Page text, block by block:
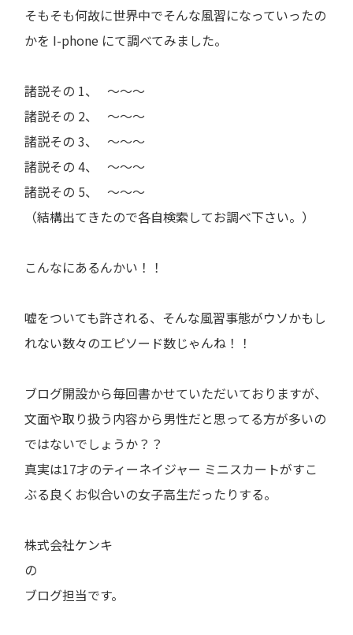
そもそも何故に世界中でそんな風習になっていったの
かを I-phone にて調べてみました。
諸説その 1、 ～～～
諸説その 2、 ～～～
諸説その 3、 ～～～
諸説その 4、 ～～～
諸説その 5、 ～～～
（結構出てきたので各自検索してお調べ下さい。）
こんなにあるんかい！！
嘘をついても許される、そんな風習事態がウソかもし
れない数々のエピソード数じゃんね！！
ブログ開設から毎回書かせていただいておりますが、
文面や取り扱う内容から男性だと思ってる方が多いの
ではないでしょうか？？
真実は17才のティーネイジャー ミニスカートがすこ
ぶる良くお似合いの女子高生だったりする。
株式会社ケンキ
の
ブログ担当です。